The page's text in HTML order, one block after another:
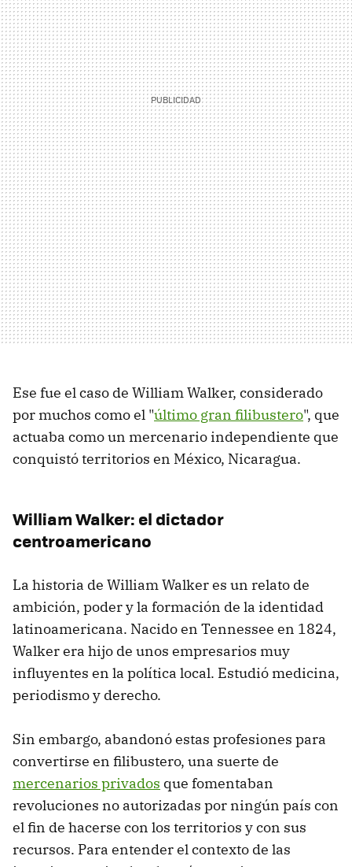
Ese fue el caso de William Walker, considerado
por muchos como el "último gran filibustero", que
actuaba como un mercenario independiente que
conquistó territorios en México, Nicaragua.
William Walker: el dictador
centroamericano
La historia de William Walker es un relato de
ambición, poder y la formación de la identidad
latinoamericana. Nacido en Tennessee en 1824,
Walker era hijo de unos empresarios muy
influyentes en la política local. Estudió medicina,
periodismo y derecho.
Sin embargo, abandonó estas profesiones para
convertirse en filibustero, una suerte de
mercenarios privados que fomentaban
revoluciones no autorizadas por ningún país con
el fin de hacerse con los territorios y con sus
recursos. Para entender el contexto de las